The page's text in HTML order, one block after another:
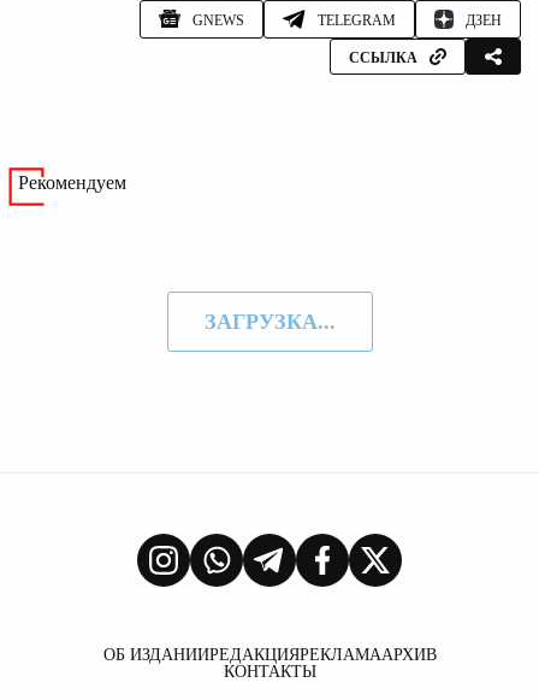
GNEWS TELEGRAM ДЗЕН
ССЫЛКА
Рекомендуем
ЗАГРУЗКА...
ОБ ИЗДАНИИРЕДАКЦИЯРЕКЛАМААРХИВ
КОНТАКТЫ